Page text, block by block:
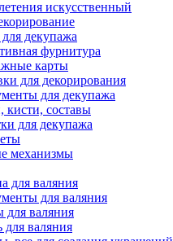
искусственный
декупажа
фурнитура
карты
для декорирования
для декупажа
кисти, составы
для декупажа
механизмы
для валяния
для валяния
для валяния
для валяния